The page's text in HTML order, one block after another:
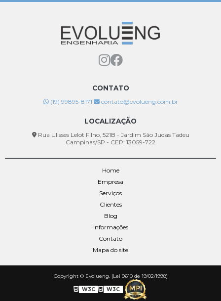
Sistema de Hidrantes: Entenda sua importância e como garantir seu
A Importância da Manutenção Preventiva do Sistema de Incêndio
A Importância dos Sistemas de Sprinklers na Prevenção de Incêndios
Importância do CLCB e como garantir a segurança do seu negócio
CONTATO
(19) 99895-8171 contato@evolueng.com.br
LOCALIZAÇÃO
Rua Ulisses Lelot Filho, 521B - Jardim São Judas Tadeu
Campinas/SP - CEP: 13059-722
Home
Empresa
Serviços
Clientes
Blog
Informações
Contato
Mapa do site
Copyright © Evolueng. (Lei 9610 de 19/02/1998)
W3C W3C